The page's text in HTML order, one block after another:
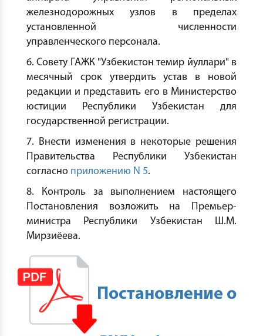
железнодорожных узлов в пределах
установленной численности
управленческого персонала.
6. Совету ГАЖК "Узбекистон темир йуллари" в
месячный срок утвердить устав в новой
редакции и представить его в Министерство
юстиции Республики Узбекистан для
государственной регистрации.
7. Внести изменения в некоторые решения
Правительства Республики Узбекистан
согласно приложению N 5.
8. Контроль за выполнением настоящего
Постановления возложить на Премьер-
министра Республики Узбекистан Ш.М.
Мирзиёева.
Постановление о